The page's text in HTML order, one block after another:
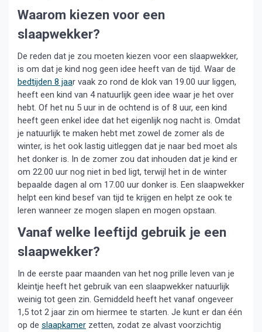
Waarom kiezen voor een
slaapwekker?
De reden dat je zou moeten kiezen voor een slaapwekker,
is om dat je kind nog geen idee heeft van de tijd. Waar de
bedtijden 8 jaar vaak zo rond de klok van 19.00 uur liggen,
heeft een kind van 4 natuurlijk geen idee waar je het over
hebt. Of het nu 5 uur in de ochtend is of 8 uur, een kind
heeft geen enkel idee dat het eigenlijk nog nacht is. Omdat
je natuurlijk te maken hebt met zowel de zomer als de
winter, is het ook lastig uitleggen dat je naar bed moet als
het donker is. In de zomer zou dat inhouden dat je kind er
om 22.00 uur nog niet in bed ligt, terwijl het in de winter
bepaalde dagen al om 17.00 uur donker is. Een slaapwekker
helpt een kind besef van tijd te krijgen en helpt ze ook te
leren wanneer ze mogen slapen en mogen opstaan.
Vanaf welke leeftijd gebruik je een
slaapwekker?
In de eerste paar maanden van het nog prille leven van je
kleintje heeft het gebruik van een slaapwekker natuurlijk
weinig tot geen zin. Gemiddeld heeft het vanaf ongeveer
1,5 tot 2 jaar zin om hiermee te starten. Je kunt er dan één
op de slaapkamer zetten, zodat ze alvast voorzichtig